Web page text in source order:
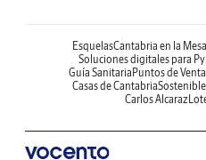
EsquelasCantabria en la Mesa
Soluciones digitales para
Guía Sanitaria Puntos de Venta
Casas de Cantabria
Carlos Alcaraz